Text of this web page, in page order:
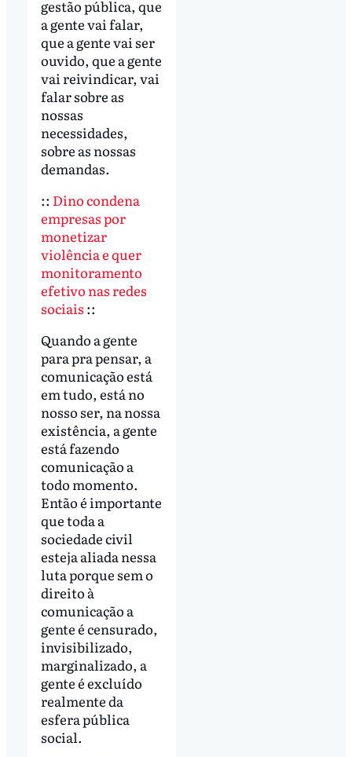
gestão pública, que
a gente vai falar,
que a gente vai ser
ouvido, que a gente
vai reivindicar, vai
falar sobre as
nossas
necessidades,
sobre as nossas
demandas.
:: Dino condena
empresas por
monetizar
violência e quer
monitoramento
efetivo nas redes
sociais ::
Quando a gente
para pra pensar, a
comunicação está
em tudo, está no
nosso ser, na nossa
existência, a gente
está fazendo
comunicação a
todo momento.
Então é importante
que toda a
sociedade civil
esteja aliada nessa
luta porque sem o
direito à
comunicação a
gente é censurado,
invisibilizado,
marginalizado, a
gente é excluído
realmente da
esfera pública
social.